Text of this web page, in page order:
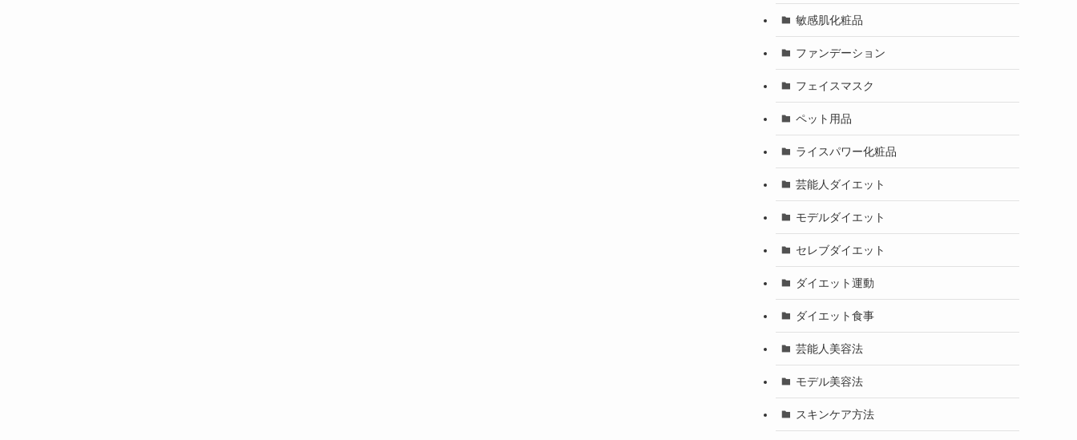
敏感肌化粧品
ファンデーション
フェイスマスク
ペット用品
ライスパワー化粧品
芸能人ダイエット
モデルダイエット
セレブダイエット
ダイエット運動
ダイエット食事
芸能人美容法
モデル美容法
スキンケア方法